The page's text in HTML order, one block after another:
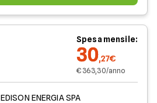
Spesa mensile:
30,27€
€ 363,30/anno
EDISON ENERGIA SPA